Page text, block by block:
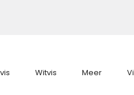
Witvis Meer